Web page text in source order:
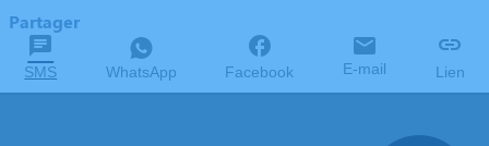
Partager
SMS WhatsApp Facebook E-mail Lien